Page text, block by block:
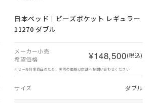
日本ベッド｜ビーズポケット レギュラー
11270 ダブル
メーカー小売
希望価格
¥148,500(税込)
※セール対象商品のため、実際の価格は店舗へお問い合わせください
サイズ ダブル